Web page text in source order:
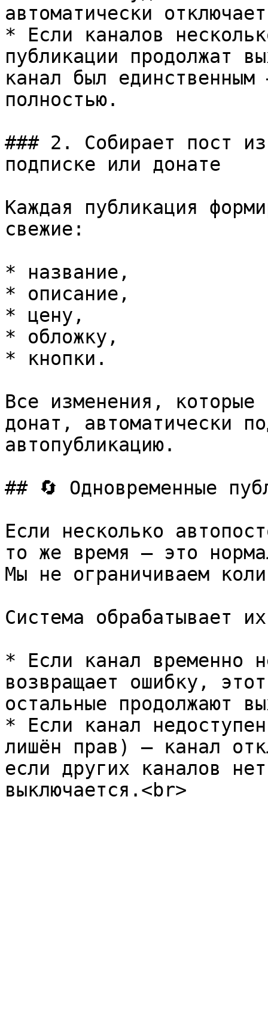
автоматически
* Если каналов
публикации продолжат
канал был единственным
полностью.
### 2. Собирает пост
подписке или донате
Каждая публикация
свежие:
* название,
* описание,
* цену,
* обложку,
* кнопки.
Все изменения,
донат, автоматически
автопубликацию.
## 🔄 Одновременные
Если несколько
то же время — это
Мы не ограничиваем
Система обрабатывает
* Если канал временно
возвращает ошибку,
остальные продолжают
* Если канал
лишён прав) — канал
если других каналов